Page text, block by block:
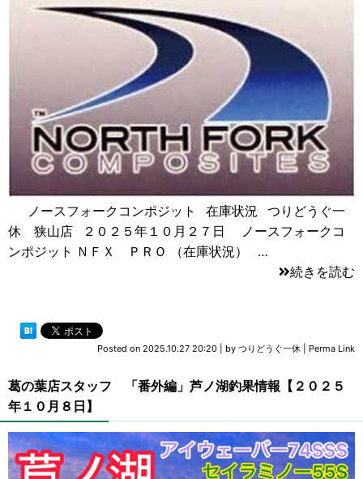
ノースフォークコンポジット 在庫状況 つりどうぐ一
休 狭山店 ２０２５年１０月２７日 ノースフォークコ
ンポジット ＮＦＸ ＰＲＯ （在庫状況） …
続きを読む
Posted on 2025.10.27 20:20 by つりどうぐ一休 Perma Link
葛の葉店スタッフ 「番外編」芦ノ湖釣果情報【２０２５
年１０月８日】